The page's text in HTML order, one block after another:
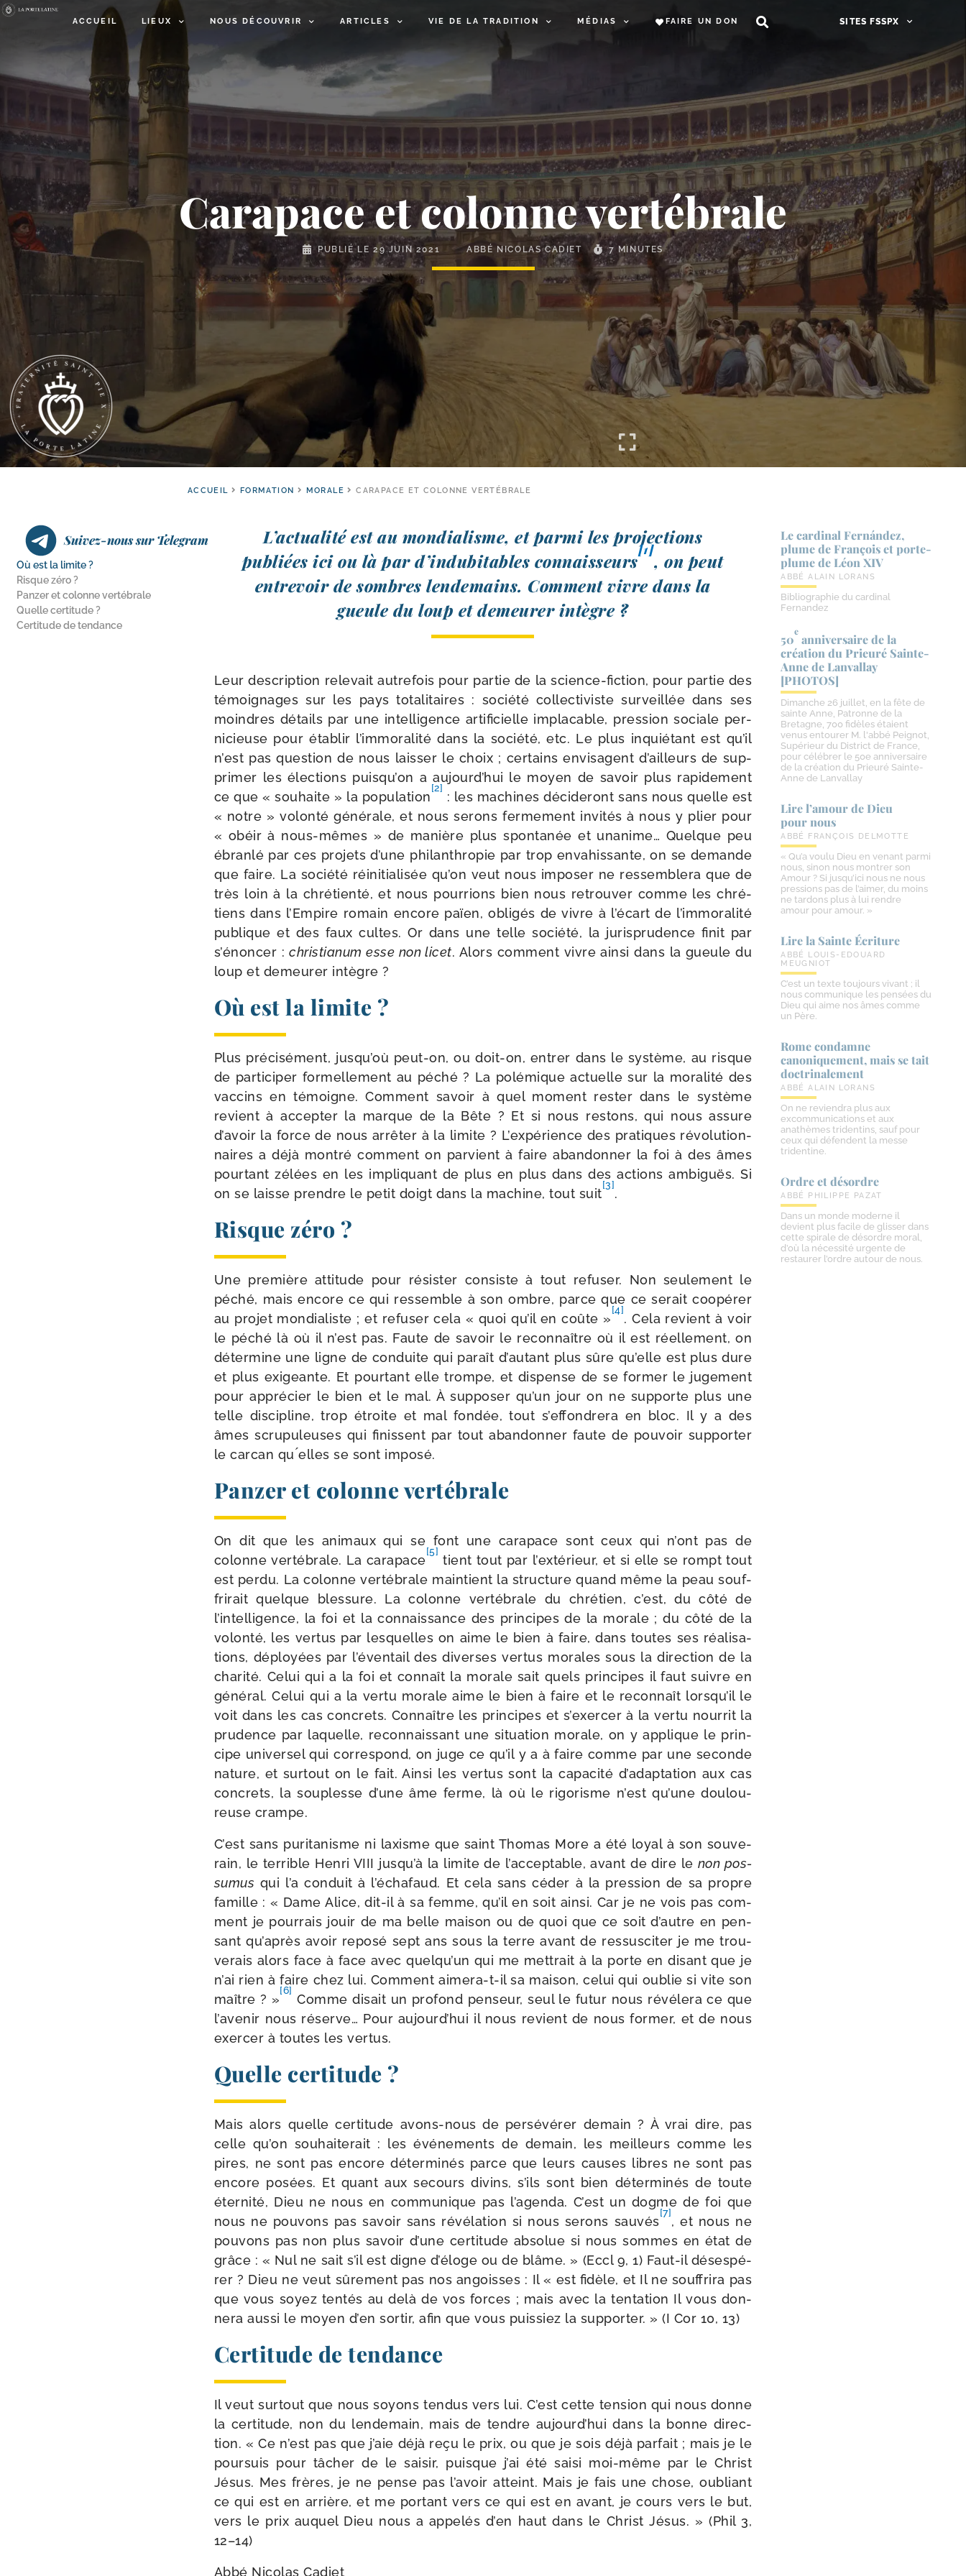
ACCUEIL LIEUX NOUS DÉCOUVRIR ARTICLES VIE DE LA TRADITION MÉDIAS FAIRE UN DON SITES FSSPX
Carapace et colonne vertébrale
PUBLIÉ LE 29 JUIN 2021 ABBÉ NICOLAS CADIET 7 MINUTES
ACCUEIL FORMATION MORALE CARAPACE ET COLONNE VERTÉBRALE
Suivez-nous sur Telegram
Où est la limite ?
Risque zéro ?
Panzer et colonne vertébrale
Quelle certitude ?
Certitude de tendance
L’actualité est au mon­dia­lisme, et par­mi les pro­jec­tions
publiées ici ou là par d’indubitables connais­seurs
[1]
, on peut
entre­voir de sombres len­de­mains. Comment vivre dans la
gueule du loup et demeu­rer intègre ?
Leur des­crip­tion rele­vait autre­fois pour par­tie de la science-​fiction, pour par­tie des
témoi­gnages sur les pays tota­li­taires : socié­té col­lec­ti­viste sur­veillée dans ses
moindres détails par une intel­li­gence arti­fi­cielle impla­cable, pres­sion sociale per­
ni­cieuse pour éta­blir l’immoralité dans la socié­té, etc. Le plus inquié­tant est qu’il
n’est pas ques­tion de nous lais­ser le choix ; cer­tains envi­sagent d’ailleurs de sup­
pri­mer les élec­tions puisqu’on a aujourd’hui le moyen de savoir plus rapi­de­ment
ce que « sou­haite » la popu­la­tion
[2]
: les machines déci­de­ront sans nous quelle est
« notre » volon­té géné­rale, et nous serons fer­me­ment invi­tés à nous y plier pour
« obéir à nous-​mêmes » de manière plus spon­ta­née et una­nime… Quelque peu
ébran­lé par ces pro­jets d’une phi­lan­thro­pie par trop enva­his­sante, on se demande
que faire. La socié­té réini­tia­li­sée qu’on veut nous impo­ser ne res­sem­ble­ra que de
très loin à la chré­tien­té, et nous pour­rions bien nous retrou­ver comme les chré­
tiens dans l’Empire romain encore païen, obli­gés de vivre à l’écart de l’immoralité
publique et des faux cultes. Or dans une telle socié­té, la juris­pru­dence finit par
s’énoncer :chris­tia­num esse non licet. Alors com­ment vivre ain­si dans la gueule du
loup et demeu­rer intègre ?
Où est la limite ?
Plus pré­ci­sé­ment, jusqu’où peut-​on, ou doit-​on, entrer dans le sys­tème, au risque
de par­ti­ci­per for­mel­le­ment au péché ? La polé­mique actuelle sur la mora­li­té des
vac­cins en témoigne. Comment savoir à quel moment res­ter dans le sys­tème
revient à accep­ter la marque de la Bête ? Et si nous res­tons, qui nous assure
d’avoir la force de nous arrê­ter à la limite ? L’expérience des pra­tiques révo­lu­tion­
naires a déjà mon­tré com­ment on par­vient à faire aban­don­ner la foi à des âmes
pour­tant zélées en les impli­quant de plus en plus dans des actions ambi­guës. Si
on se laisse prendre le petit doigt dans la machine, tout suit
[3]
.
Risque zéro ?
Une pre­mière atti­tude pour résis­ter consiste à tout refu­ser. Non seule­ment le
péché, mais encore ce qui res­semble à son ombre, parce que ce serait coopé­rer
au pro­jet mon­dia­liste ; et refu­ser cela « quoi qu’il en coûte »
[4]
. Cela revient à voir
le péché là où il n’est pas. Faute de savoir le recon­naître où il est réel­le­ment, on
déter­mine une ligne de conduite qui paraît d’autant plus sûre qu’elle est plus dure
et plus exi­geante. Et pour­tant elle trompe, et dis­pense de se for­mer le juge­ment
pour appré­cier le bien et le mal. À sup­po­ser qu’un jour on ne sup­porte plus une
telle dis­ci­pline, trop étroite et mal fon­dée, tout s’effondrera en bloc. Il y a des
âmes scru­pu­leuses qui finissent par tout aban­don­ner faute de pou­voir sup­por­ter
le car­can qu ́elles se sont imposé.
Panzer et colonne vertébrale
On dit que les ani­maux qui se font une cara­pace sont ceux qui n’ont pas de
colonne ver­té­brale. La cara­pace
[5]
tient tout par l’extérieur, et si elle se rompt tout
est per­du. La colonne ver­té­brale main­tient la struc­ture quand même la peau souf­
fri­rait quelque bles­sure. La colonne ver­té­brale du chré­tien, c’est, du côté de
l’intelligence, la foi et la connais­sance des prin­cipes de la morale ; du côté de la
volon­té, les ver­tus par les­quelles on aime le bien à faire, dans toutes ses réa­li­sa­
tions, déployées par l’éventail des diverses ver­tus morales sous la direc­tion de la
cha­ri­té. Celui qui a la foi et connaît la morale sait quels prin­cipes il faut suivre en
géné­ral. Celui qui a la ver­tu morale aime le bien à faire et le recon­naît lorsqu’il le
voit dans les cas concrets. Connaître les prin­cipes et s’exercer à la ver­tu nour­rit la
pru­dence par laquelle, recon­nais­sant une situa­tion morale, on y applique le prin­
cipe uni­ver­sel qui cor­res­pond, on juge ce qu’il y a à faire comme par une seconde
nature, et sur­tout on le fait. Ainsi les ver­tus sont la capa­ci­té d’adaptation aux cas
concrets, la sou­plesse d’une âme ferme, là où le rigo­risme n’est qu’une dou­lou­
reuse crampe.
C’est sans puri­ta­nisme ni laxisme que saint Thomas More a été loyal à son sou­ve­
rain, le ter­rible Henri VIII jusqu’à la limite de l’acceptable, avant de dire le non pos­
su­mus qui l’a conduit à l’échafaud. Et cela sans céder à la pres­sion de sa propre
famille : « Dame Alice, dit-​il à sa femme, qu’il en soit ain­si. Car je ne vois pas com­
ment je pour­rais jouir de ma belle mai­son ou de quoi que ce soit d’autre en pen­
sant qu’après avoir repo­sé sept ans sous la terre avant de res­sus­ci­ter je me trou­
ve­rais alors face à face avec quelqu’un qui me met­trait à la porte en disant que je
n’ai rien à faire chez lui. Comment aimera-​t-​il sa mai­son, celui qui oublie si vite son
maître ? »
[6]
Comme disait un pro­fond pen­seur, seul le futur nous révé­le­ra ce que
l’avenir nous réserve… Pour aujourd’hui il nous revient de nous for­mer, et de nous
exer­cer à toutes les vertus.
Quelle certitude ?
Mais alors quelle cer­ti­tude avons-​nous de per­sé­vé­rer demain ? À vrai dire, pas
celle qu’on sou­hai­te­rait : les évé­ne­ments de demain, les meilleurs comme les
pires, ne sont pas encore déter­mi­nés parce que leurs causes libres ne sont pas
encore posées. Et quant aux secours divins, s’ils sont bien déter­mi­nés de toute
éter­ni­té, Dieu ne nous en com­mu­nique pas l’agenda. C’est un dogme de foi que
nous ne pou­vons pas savoir sans révé­la­tion si nous serons sau­vés
[7]
, et nous ne
pou­vons pas non plus savoir d’une cer­ti­tude abso­lue si nous sommes en état de
grâce : « Nul ne sait s’il est digne d’éloge ou de blâme. » (Eccl 9, 1) Faut-​il déses­pé­
rer ? Dieu ne veut sûre­ment pas nos angoisses : Il « est fidèle, et Il ne souf­fri­ra pas
que vous soyez ten­tés au delà de vos forces ; mais avec la ten­ta­tion Il vous don­
ne­ra aus­si le moyen d’en sor­tir, afin que vous puis­siez la sup­por­ter. » (I Cor 10, 13)
Certitude de tendance
Il veut sur­tout que nous soyons ten­dus vers lui. C’est cette ten­sion qui nous donne
la cer­ti­tude, non du len­de­main, mais de tendre aujourd’hui dans la bonne direc­
tion. « Ce n’est pas que j’aie déjà reçu le prix, ou que je sois déjà par­fait ; mais je le
pour­suis pour tâcher de le sai­sir, puisque j’ai été sai­si moi-​même par le Christ
Jésus. Mes frères, je ne pense pas l’a­voir atteint. Mais je fais une chose, oubliant
ce qui est en arrière, et me por­tant vers ce qui est en avant, je cours vers le but,
vers le prix auquel Dieu nous a appe­lés d’en haut dans le Christ Jésus. » (Phil 3,
12–14)
Abbé Nicolas Cadiet
Le cardinal Fernández,
plume de François et porte-​
plume de Léon XIV
ABBÉ ALAIN LORANS
Bibliographie du cardinal
Fernandez
50
e
anniversaire de la
création du Prieuré Sainte-​
Anne de Lanvallay
[PHOTOS]
Dimanche 26 juillet, en la fête de
sainte Anne, Patronne de la
Bretagne, 700 fidèles étaient
venus entourer M. l'abbé Peignot,
Supérieur du District de France,
pour célébrer le 50e anniversaire
de la création du Prieuré Sainte-
Anne de Lanvallay
Lire l’amour de Dieu
pour nous
ABBÉ FRANÇOIS DELMOTTE
« Qu’a voulu Dieu en venant parmi
nous, sinon nous montrer son
Amour ? Si jusqu’ici nous ne nous
pressions pas de l’aimer, du moins
ne tardons plus à lui rendre
amour pour amour. »
Lire la Sainte Écriture
ABBÉ LOUIS-EDOUARD
MEUGNIOT
C’est un texte toujours vivant ; il
nous communique les pensées du
Dieu qui aime nos âmes comme
un Père.
Rome condamne
canoniquement, mais se tait
doctrinalement
ABBÉ ALAIN LORANS
On ne reviendra plus aux
excommunications et aux
anathèmes tridentins, sauf pour
ceux qui défendent la messe
tridentine.
Ordre et désordre
ABBÉ PHILIPPE PAZAT
Dans un monde moderne il
devient plus facile de glisser dans
cette spirale de désordre moral,
d’où la nécessité urgente de
restaurer l’ordre autour de nous.